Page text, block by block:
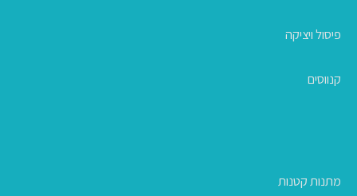
פיסול ויציקה
קנווסים
מתנות קטנות